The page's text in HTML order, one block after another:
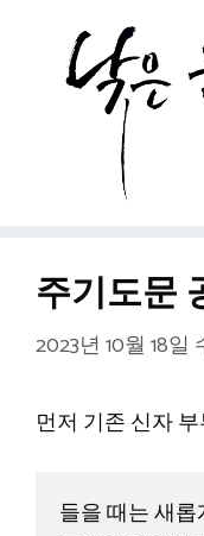
주기도문
2023년 10월 18일
먼저 기존 신자
들을 때는 새